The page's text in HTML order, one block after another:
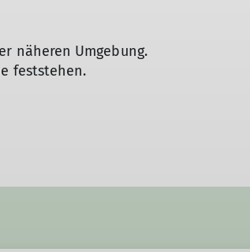
näheren Umgebung.
feststehen.